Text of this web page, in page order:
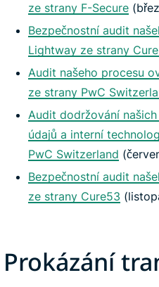
ze strany F-Secure
Bezpečnostní audit
Lightway ze strany
Audit našeho procesu
ze strany PwC
Audit dodržování
údajů a interní
PwC Switzerland
Bezpečnostní audit
ze strany Cure53
Prokázání